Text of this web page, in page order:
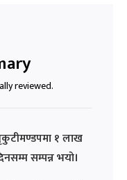
reviewed.
१ लाख
सम्पन्न भयो।